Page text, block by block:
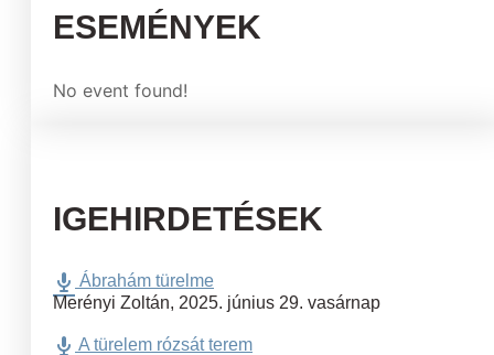
ESEMÉNYEK
No event found!
IGEHIRDETÉSEK
Ábrahám türelme
Merényi Zoltán, 2025. június 29. vasárnap
A türelem rózsát terem